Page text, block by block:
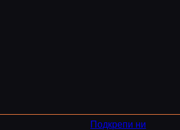
Подкрепи ни